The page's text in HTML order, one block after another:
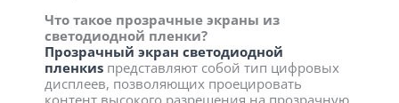
Что такое прозрачные экраны из
светодиодной пленки?
Прозрачный экран светодиодной
пленкиs представляют собой тип цифровых
дисплеев, позволяющих проецировать
контент высокого разрешения на прозрачную